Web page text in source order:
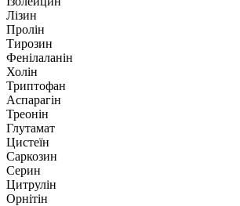
Лізин
Пролін
Тирозин
Фенілаланін
Холін
Триптофан
Аспарагін
Треонін
Глутамат
Цистеїн
Саркозин
Серин
Цитрулін
Орнітін